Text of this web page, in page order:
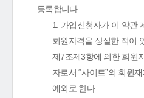
등록합니다.
1. 가입신청자가 이 약관
회원자격을 상실한 적이
제7조제3항에 의한 회원
자로서 “사이트”의 회원
예외로 한다.